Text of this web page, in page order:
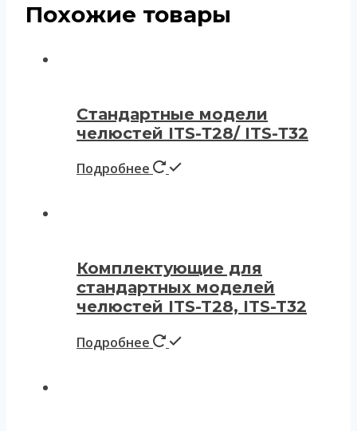
Похожие товары
Стандартные модели
челюстей ITS-Т28/ ITS-Т32
Подробнее
Комплектующие для
стандартных моделей
челюстей ITS-T28, ITS-T32
Подробнее